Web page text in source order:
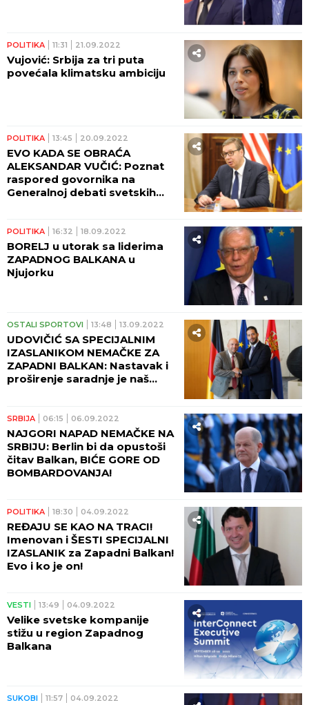
POLITIKA 11:31 21.09.2022
Vujović: Srbija za tri puta
povećala klimatsku ambiciju
POLITIKA 13:45 20.09.2022
EVO KADA SE OBRAĆA
ALEKSANDAR VUČIĆ: Poznat
raspored govornika na
Generalnoj debati svetskih
POLITIKA 16:32 18.09.2022
BORELJ u utorak sa liderima
ZAPADNOG BALKANA u
Njujorku
OSTALI SPORTOVI 13:48 13.09.2022
UDOVIČIĆ SA SPECIJALNIM
IZASLANIKOM NEMAČKE ZA
ZAPADNI BALKAN: Nastavak i
proširenje saradnje je naš
SRBIJA 06:15 06.09.2022
NAJGORI NAPAD NEMAČKE NA
SRBIJU: Berlin bi da opustoši
čitav Balkan, BIĆE GORE OD
BOMBARDOVANJA!
POLITIKA 18:30 04.09.2022
REĐAJU SE KAO NA TRACI!
Imenovan i ŠESTI SPECIJALNI
IZASLANIK za Zapadni Balkan!
Evo i ko je on!
VESTI 13:49 04.09.2022
Velike svetske kompanije
stižu u region Zapadnog
Balkana
SUKOBI 11:57 04.09.2022